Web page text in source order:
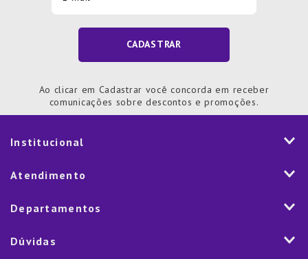
CADASTRAR
Ao clicar em Cadastrar você concorda em receber
comunicações sobre descontos e promoções.
Institucional
História
Nossas Lojas
Atendimento
Fale Conosco
Departamentos
Mesa
Dúvidas